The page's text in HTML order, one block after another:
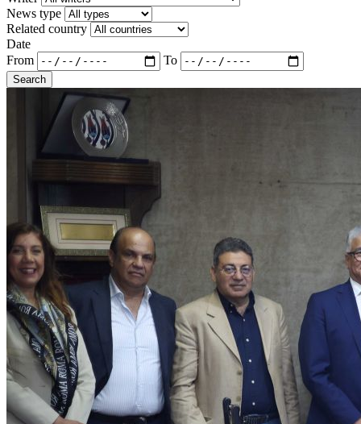
News type
Related country
Date
From
To
Search